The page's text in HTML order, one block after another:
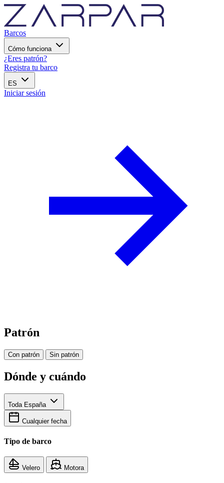
Barcos
Cómo funciona
¿Eres patrón?
Registra tu barco
ES
Iniciar sesión
Patrón
Con patrón Sin patrón
Dónde y cuándo
Toda España
Cualquier fecha
Tipo de barco
Velero Motora